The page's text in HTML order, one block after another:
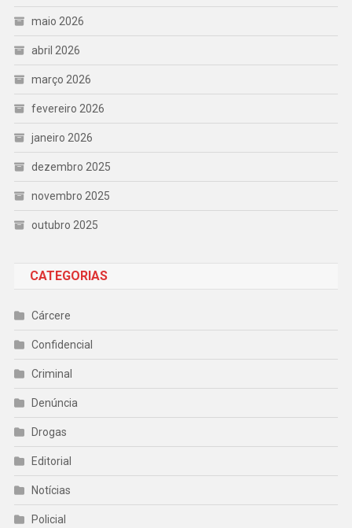
maio 2026
abril 2026
março 2026
fevereiro 2026
janeiro 2026
dezembro 2025
novembro 2025
outubro 2025
CATEGORIAS
Cárcere
Confidencial
Criminal
Denúncia
Drogas
Editorial
Notícias
Policial